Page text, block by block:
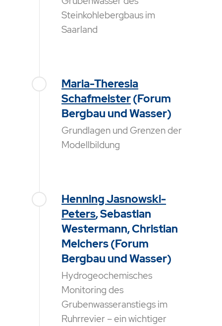
Steinkohlebergbaus im
Saarland
Maria-Theresia
Schafmeister(Forum
Bergbau und Wasser)
Grundlagen und Grenzen der
Modellbildung
Henning Jasnowski-
Peters, Sebastian
Westermann, Christian
Melchers (Forum
Bergbau und Wasser)
Hydrogeochemisches
Monitoring des
Grubenwasseranstiegs im
Ruhrrevier – ein wichtiger